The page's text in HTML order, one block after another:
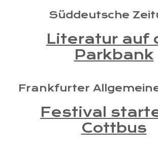
Süddeutsche
Literatur auf
Parkbank
Frankfurter
Festival
Cottbus